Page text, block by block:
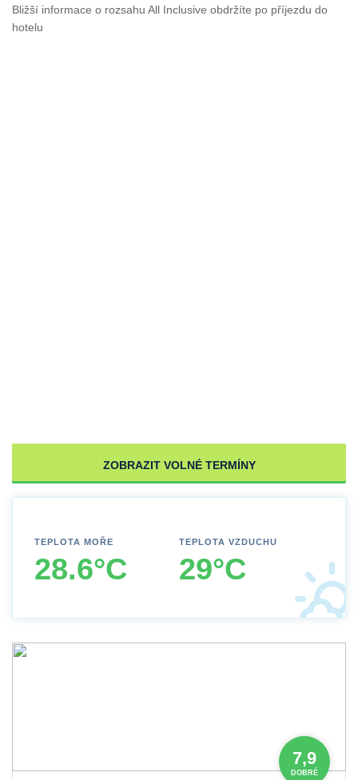
Bližší informace o rozsahu All Inclusive obdržíte po příjezdu do
hotelu
ZOBRAZIT VOLNÉ TERMÍNY
TEPLOTA MOŘE
28.6°C
TEPLOTA VZDUCHU
29°C
7,9
DOBRÉ